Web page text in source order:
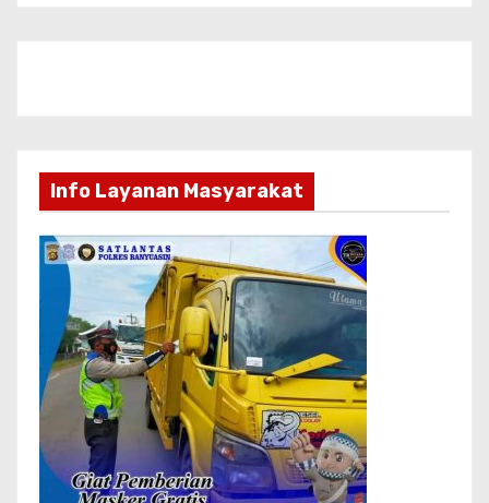
Info Layanan Masyarakat